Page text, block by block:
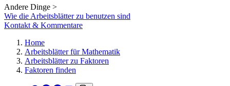
Andere Dinge >
Wie die Arbeitsblätter zu benutzen sind
Kontakt & Kommentare
Home
Arbeitsblätter für Mathematik
Arbeitsblätter zu Faktoren
Faktoren finden